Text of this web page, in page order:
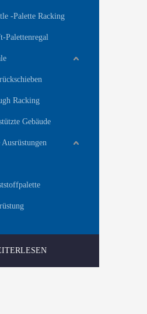
-Palette Racking
Palettenregal
Racking
Gebäude